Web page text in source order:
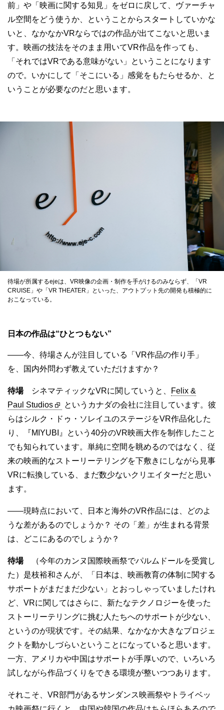
前」や「映画に関する知見」をゼロに戻して、ヴァーチャ
ル空間をどう使うか、ということからスタートしていかな
いと、なかなかVRならではの作品が出てこないと思いま
す。映画の技法をそのまま用いてVR作品を作っても、
「それではVRである意味がない」ということになります
ので。いかにして「そこにいる」感覚をもたらせるか、と
いうことが必要なのだと思います。
待場が所属するejeは、VR映像の企画・制作を手がけるのみならず、「VR
CRUISE」や「VR THEATER」といった、アウトプット先の開発も積極的に
おこなっている。
日本の作品は“ひとつもない”
——今、待場さんが注目している「VR作品の作り手」
を、国内外問わず教えていただけますか？
待場シネマティックなVRに関していうと、
Felix &
Paul Studios
というカナダの会社に注目しています。彼
らはシルク・ドゥ・ソレイユのステージをVR作品化した
り、『MIYUBI』という40分のVR映画大作を制作したこと
でも知られています。単純に空間を眺めるのではなく、従
来の映画的なストーリーテリングを下敷きにしながら見事
VRに転換している、まだ数少ないクリエイターだと思い
ます。
——現時点において、日本と海外のVR作品には、どのよ
うな差があるのでしょうか？ その「差」が生まれる背景
は、どこにあるのでしょうか？
待場（今年のカンヌ国際映画祭でパルムドールを受賞し
た）是枝裕和さんが、「日本は、映画教育の体制に関する
サポートがまだまだ少ない」とおっしゃっていましたけれ
ど、VRに関してはさらに、新たなテクノロジーを使った
ストーリーテリングに挑む人たちへのサポートが少ない、
というのが現状です。その結果、なかなか大きなプロジェ
クトを動かしづらいということになっていると思います。
一方、アメリカや中国はサポートが手厚いので、いろいろ
試しながら作品づくりをできる環境が整いつつあります。
それこそ、VR部門があるサンダンス映画祭やトライベッ